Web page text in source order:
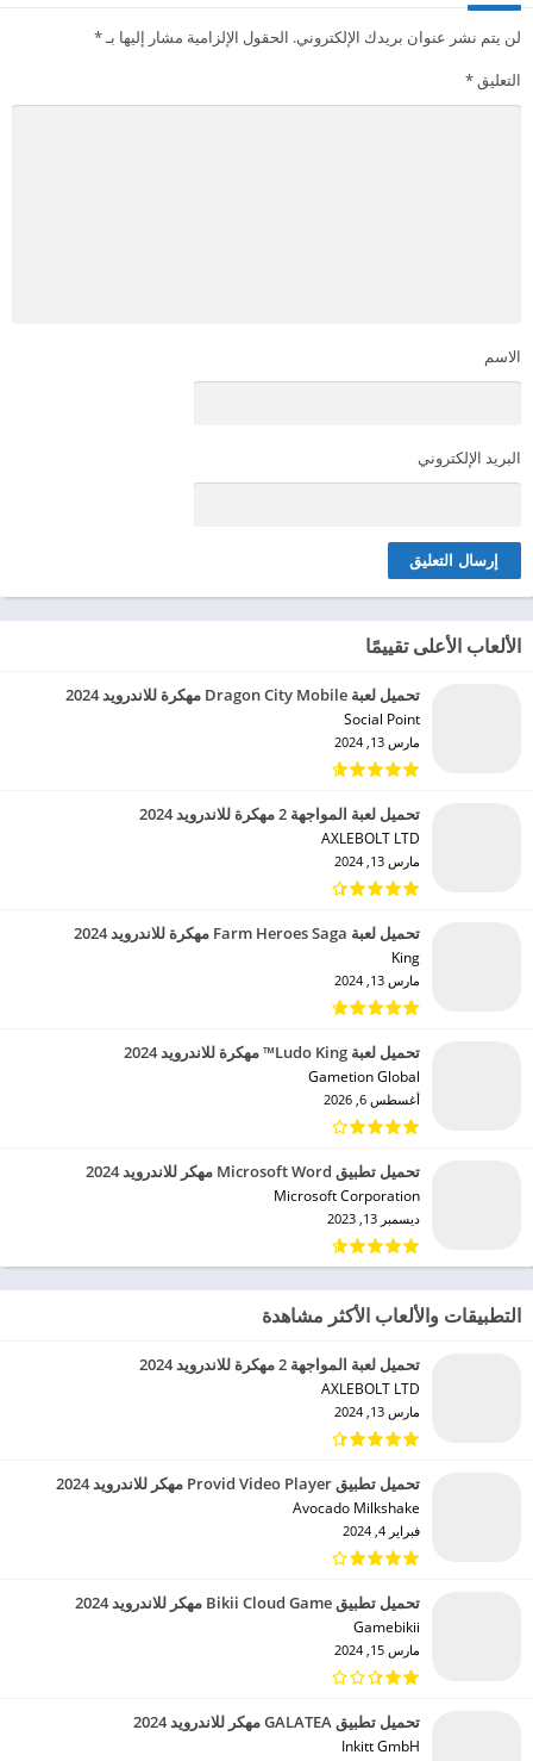
لن يتم نشر عنوان بريدك الإلكتروني. الحقول الإلزامية مشار إليها بـ*
التعليق*
الاسم
البريد الإلكتروني
الألعاب الأعلى تقييمًا
تحميل لعبة Dragon City Mobile مهكرة للاندرويد 2024
Social Point‏
مارس 13, 2024
تحميل لعبة المواجهة 2 مهكرة للاندرويد 2024
AXLEBOLT LTD‏
مارس 13, 2024
تحميل لعبة Farm Heroes Saga مهكرة للاندرويد 2024
King‏
مارس 13, 2024
تحميل لعبة Ludo King™ مهكرة للاندرويد 2024
Gametion Global‏
أغسطس 6, 2026
تحميل تطبيق Microsoft Word مهكر للاندرويد 2024
Microsoft Corporation‏
ديسمبر 13, 2023
التطبيقات والألعاب الأكثر مشاهدة
تحميل لعبة المواجهة 2 مهكرة للاندرويد 2024
AXLEBOLT LTD‏
مارس 13, 2024
تحميل تطبيق Provid Video Player مهكر للاندرويد 2024
Avocado Milkshake‏
فبراير 4, 2024
تحميل تطبيق Bikii Cloud Game مهكر للاندرويد 2024
Gamebikii‏
مارس 15, 2024
تحميل تطبيق GALATEA مهكر للاندرويد 2024
Inkitt GmbH‏